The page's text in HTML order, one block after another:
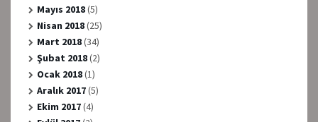
Mayıs 2018(5)
Nisan 2018(25)
Mart 2018(34)
Şubat 2018(2)
Ocak 2018(1)
Aralık 2017(5)
Ekim 2017(4)